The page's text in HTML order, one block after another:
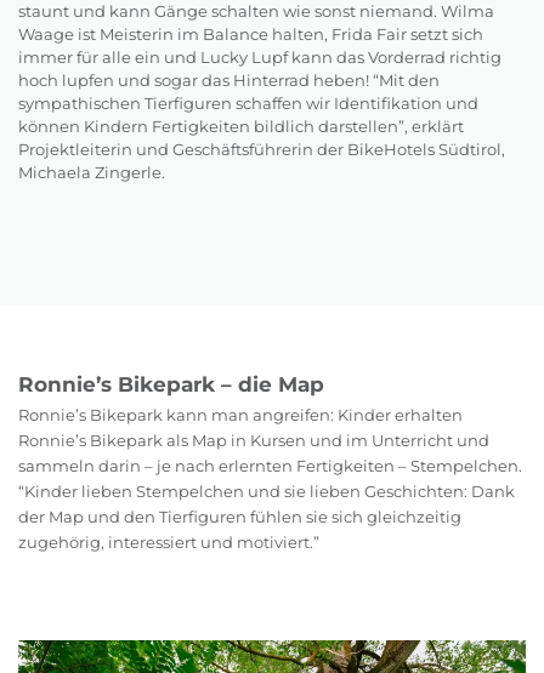
staunt und kann Gänge schalten wie sonst niemand. Wilma
Waage ist Meisterin im Balance halten, Frida Fair setzt sich
immer für alle ein und Lucky Lupf kann das Vorderrad richtig
hoch lupfen und sogar das Hinterrad heben! “Mit den
sympathischen Tierfiguren schaffen wir Identifikation und
können Kindern Fertigkeiten bildlich darstellen”, erklärt
Projektleiterin und Geschäftsführerin der BikeHotels Südtirol,
Michaela Zingerle.
Ronnie’s Bikepark – die Map
Ronnie’s Bikepark kann man angreifen: Kinder erhalten
Ronnie’s Bikepark als Map in Kursen und im Unterricht und
sammeln darin – je nach erlernten Fertigkeiten – Stempelchen.
“Kinder lieben Stempelchen und sie lieben Geschichten: Dank
der Map und den Tierfiguren fühlen sie sich gleichzeitig
zugehörig, interessiert und motiviert.”